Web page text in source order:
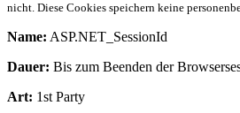
nicht. Diese Cookies speichern keine
Name: ASP.NET_SessionId
Dauer: Bis zum Beenden der
Art: 1st Party